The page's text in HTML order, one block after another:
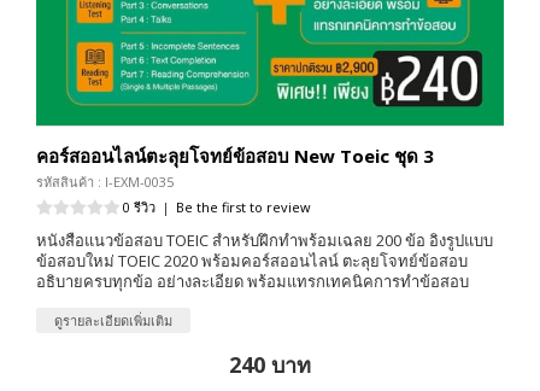
คอร์สออนไลน์ตะลุยโจทย์ข้อสอบ New Toeic ชุด 3
รหัสสินค้า : I-EXM-0035
0 รีวิว | Be the first to review
หนังสือแนวข้อสอบ TOEIC สำหรับฝึกทำพร้อมเฉลย 200 ข้อ อิงรูปแบบ
ข้อสอบใหม่ TOEIC 2020 พร้อมคอร์สออนไลน์ ตะลุยโจทย์ข้อสอบ
อธิบายครบทุกข้อ อย่างละเอียด พร้อมแทรกเทคนิคการทำข้อสอบ
ดูรายละเอียดเพิ่มเติม
240 บาท